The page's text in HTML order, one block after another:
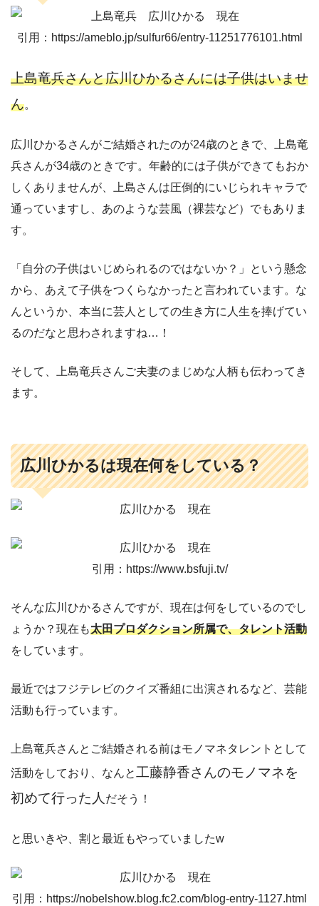
引用：https://ameblo.jp/sulfur66/entry-11251776101.html
上島竜兵さんと広川ひかるさんには子供はいませ
ん。
広川ひかるさんがご結婚されたのが24歳のときで、上島竜
兵さんが34歳のときです。年齢的には子供ができてもおか
しくありませんが、上島さんは圧倒的にいじられキャラで
通っていますし、あのような芸風（裸芸など）でもありま
す。
「自分の子供はいじめられるのではないか？」という懸念
から、あえて子供をつくらなかったと言われています。な
んというか、本当に芸人としての生き方に人生を捧げてい
るのだなと思わされますね…！
そして、上島竜兵さんご夫妻のまじめな人柄も伝わってき
ます。
広川ひかるは現在何をしている？
引用：https://www.bsfuji.tv/
そんな広川ひかるさんですが、現在は何をしているのでし
ょうか？現在も太田プロダクション所属で、タレント活動
をしています。
最近ではフジテレビのクイズ番組に出演されるなど、芸能
活動も行っています。
上島竜兵さんとご結婚される前はモノマネタレントとして
活動をしており、なんと工藤静香さんのモノマネを
初めて行った人 だそう！
と思いきや、割と最近もやっていましたw
引用：https://nobelshow.blog.fc2.com/blog-entry-1127.html